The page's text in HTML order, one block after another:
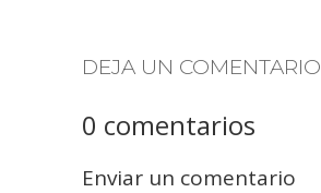
DEJA UN COMENTARIO
0 comentarios
Enviar un comentario